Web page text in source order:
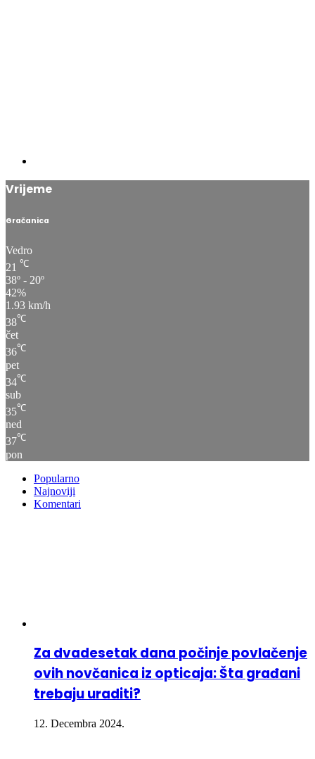
Vrijeme
Gračanica
Vedro
21 ℃
38º - 20º
42%
1.93 km/h
38℃
čet
36℃
pet
34℃
sub
35℃
ned
37℃
pon
Popularno
Najnoviji
Komentari
Za dvadesetak dana počinje povlačenje
ovih novčanica iz opticaja: Šta građani
trebaju uraditi?
12. Decembra 2024.